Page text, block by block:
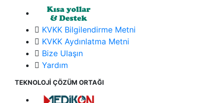
KVKK Bilgilendirme Metni
KVKK Aydınlatma Metni
Bize Ulaşın
Yardım
TEKNOLOJİ ÇÖZÜM ORTAĞI